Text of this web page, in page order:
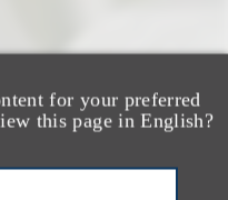
for your preferred
this page in English?